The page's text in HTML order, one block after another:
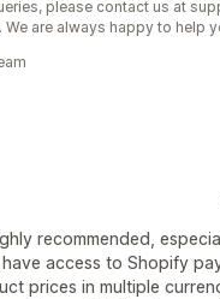
please contact us at
are always happy to help
recommended,
access to Shopify
prices in multiple